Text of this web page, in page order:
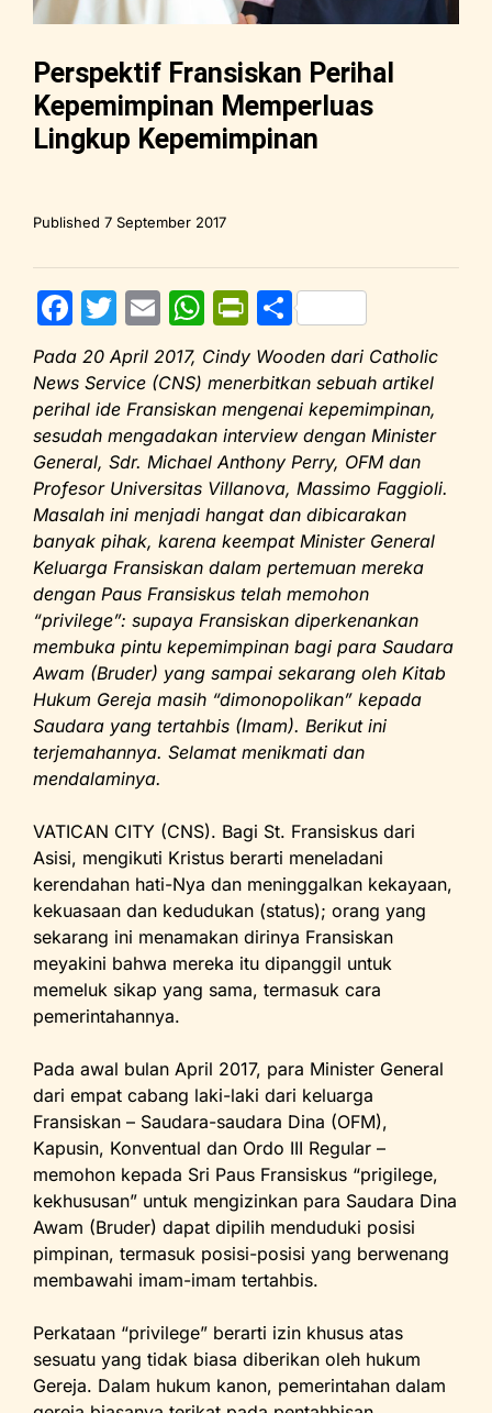
Perspektif Fransiskan Perihal
Kepemimpinan Memperluas
Lingkup Kepemimpinan
Published 7 September 2017
F
a
c
e
b
o
o
k
T
w
itt
er
E
m
ai
l
W
h
at
s
A
p
p
Pr
in
tF
ri
e
n
dl
y
S
h
ar
e
Pada 20 April 2017, Cindy Wooden dari Catholic
News Service (CNS) menerbitkan sebuah artikel
perihal ide Fransiskan mengenai kepemimpinan,
sesudah mengadakan interview dengan Minister
General, Sdr. Michael Anthony Perry, OFM dan
Profesor Universitas Villanova, Massimo Faggioli.
Masalah ini menjadi hangat dan dibicarakan
banyak pihak, karena keempat Minister General
Keluarga Fransiskan dalam pertemuan mereka
dengan Paus Fransiskus telah memohon
“privilege”: supaya Fransiskan diperkenankan
membuka pintu kepemimpinan bagi para Saudara
Awam (Bruder) yang sampai sekarang oleh Kitab
Hukum Gereja masih “dimonopolikan” kepada
Saudara yang tertahbis (Imam). Berikut ini
terjemahannya. Selamat menikmati dan
mendalaminya.
VATICAN CITY (CNS). Bagi St. Fransiskus dari
Asisi, mengikuti Kristus berarti meneladani
kerendahan hati-Nya dan meninggalkan kekayaan,
kekuasaan dan kedudukan (status); orang yang
sekarang ini menamakan dirinya Fransiskan
meyakini bahwa mereka itu dipanggil untuk
memeluk sikap yang sama, termasuk cara
pemerintahannya.
Pada awal bulan April 2017, para Minister General
dari empat cabang laki-laki dari keluarga
Fransiskan – Saudara-saudara Dina (OFM),
Kapusin, Konventual dan Ordo III Regular –
memohon kepada Sri Paus Fransiskus “prigilege,
kekhususan” untuk mengizinkan para Saudara Dina
Awam (Bruder) dapat dipilih menduduki posisi
pimpinan, termasuk posisi-posisi yang berwenang
membawahi imam-imam tertahbis.
Perkataan “privilege” berarti izin khusus atas
sesuatu yang tidak biasa diberikan oleh hukum
Gereja. Dalam hukum kanon, pemerintahan dalam